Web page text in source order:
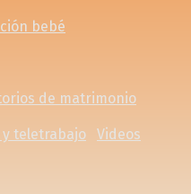
bebé
de matrimonio
y teletrabajo Videos